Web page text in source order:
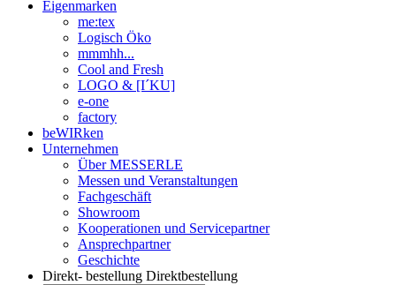
Eigenmarken
me:tex
Logisch Öko
mmmhh...
Cool and Fresh
LOGO & [I´KU]
e-one
factory
beWIRken
Unternehmen
Über MESSERLE
Messen und Veranstaltungen
Fachgeschäft
Showroom
Kooperationen und Servicepartner
Ansprechpartner
Geschichte
Direkt- bestellung Direktbestellung